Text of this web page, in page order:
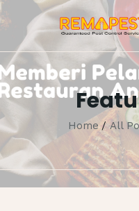
Home All
BERANDA
PROFIL
LAYANAN
GALERI